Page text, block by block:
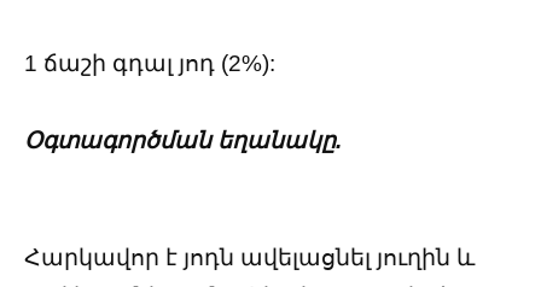
1 ճաշի գդալ յոդ (2%):
Օգտագործման եղանակը.
Հարկավոր է յոդն ավելացնել յուղին և